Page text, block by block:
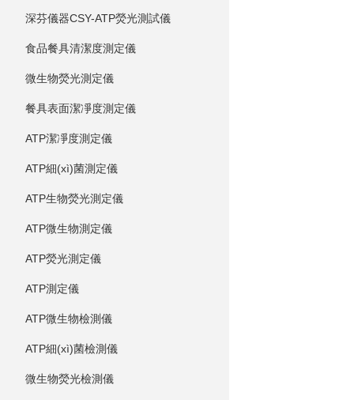
深芬儀器CSY-ATP熒光測試儀
食品餐具清潔度測定儀
微生物熒光測定儀
餐具表面潔凈度測定儀
ATP潔凈度測定儀
ATP細(xì)菌測定儀
ATP生物熒光測定儀
ATP微生物測定儀
ATP熒光測定儀
ATP測定儀
ATP微生物檢測儀
ATP細(xì)菌檢測儀
微生物熒光檢測儀